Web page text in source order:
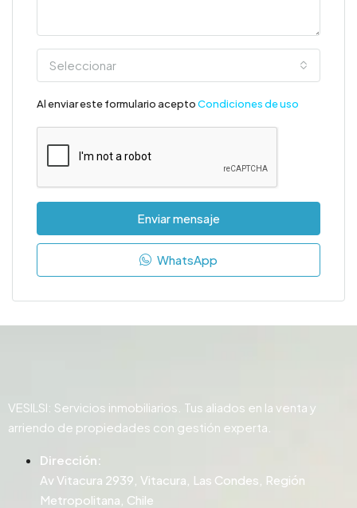
Seleccionar
Al enviar este formulario aceptoCondiciones de uso
Enviar mensaje
WhatsApp
VESILSI: Servicios inmobiliarios. Tus aliados en la venta y
arriendo de propiedades con gestión experta.
Dirección:
Av Vitacura 2939, Vitacura, Las Condes, Región
Metropolitana, Chile